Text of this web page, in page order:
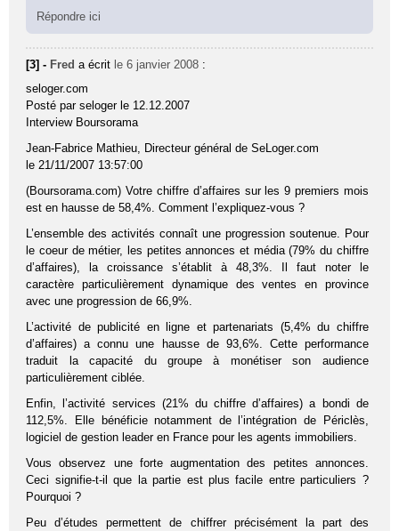
Répondre ici
[3] - Fred a écrit le 6 janvier 2008 :
seloger.com
Posté par seloger le 12.12.2007
Interview Boursorama
Jean-Fabrice Mathieu, Directeur général de SeLoger.com
le 21/11/2007 13:57:00
(Boursorama.com) Votre chiffre d’affaires sur les 9 premiers mois
est en hausse de 58,4%. Comment l’expliquez-vous ?
L’ensemble des activités connaît une progression soutenue. Pour
le coeur de métier, les petites annonces et média (79% du chiffre
d’affaires), la croissance s’établit à 48,3%. Il faut noter le
caractère particulièrement dynamique des ventes en province
avec une progression de 66,9%.
L’activité de publicité en ligne et partenariats (5,4% du chiffre
d’affaires) a connu une hausse de 93,6%. Cette performance
traduit la capacité du groupe à monétiser son audience
particulièrement ciblée.
Enfin, l’activité services (21% du chiffre d’affaires) a bondi de
112,5%. Elle bénéficie notamment de l’intégration de Périclès,
logiciel de gestion leader en France pour les agents immobiliers.
Vous observez une forte augmentation des petites annonces.
Ceci signifie-t-il que la partie est plus facile entre particuliers ?
Pourquoi ?
Peu d’études permettent de chiffrer précisément la part des